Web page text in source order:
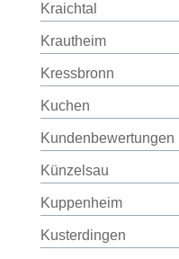
Kraichtal
Krautheim
Kressbronn
Kuchen
Kundenbewertungen
Künzelsau
Kuppenheim
Kusterdingen